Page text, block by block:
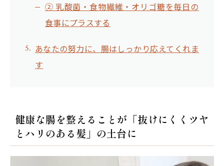
② 乳酸菌・食物繊維・オリゴ糖を毎日の
食事にプラスする
あなたの努力に、腸はしっかり応えてくれま
す
健康な腸を整えることが「抜けにくくツヤ
とハリのある髪」の土台に